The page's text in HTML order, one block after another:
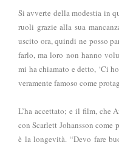
Si avverte della modestia in
ruoli grazie alla sua
uscito ora, quindi ne posso
farlo, ma loro non hanno
mi ha chiamato e detto, ‘Ci
veramente famoso come
L’ha accettato; e il film, che
con Scarlett Johansson
è la longevità. “Devo fare